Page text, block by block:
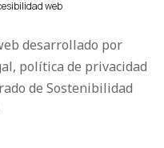
web
desarrollado por
política de privacidad
de Sostenibilidad